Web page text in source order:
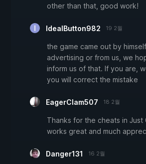
other than that, good work!
IdealButton982 19 2월
the game came out by
advertising or from us, we
inform us of that. If you are,
you will correct the mistake
EagerClam507 18 2월
Thanks for the cheats in Just
works great and much
Danger131 16 2월